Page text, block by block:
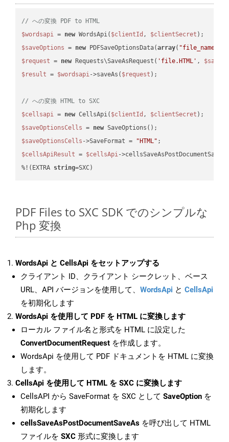
// への変換 PDF to HTML
$wordsapi = new WordsApi( $clientId , $clientSecret
$saveOptions = new PDFSaveOptionsData(array( "file_name"
$request = new Requests\SaveAsRequest( 'file.HTML' ,
$result = $wordsapi->saveAs( $request );
// への変換 HTML to SXC
$cellsapi = new CellsApi( $clientId , $clientSecret
$saveOptionsCells = new
$saveOptionsCells ->SaveFormat = "HTML"
$cellsApiResult = $cellsApi-
%!(EXTRA string=SXC)
PDF Files to SXC SDK でのシンプルな
Php 変換
WordsApi と CellsApi をセットアップする
クライアント ID、クライアント シークレット、ベース
URL、API バージョンを使用して、 WordsApi と CellsApi
を初期化します
WordsApi を使用して PDF を HTML に変換します
ローカル ファイル名と形式を HTML に設定した
ConvertDocumentRequest を作成します。
WordsApi を使用して PDF ドキュメントを HTML に変換
します。
CellsApi を使用して HTML を SXC に変換します
CellsAPI から SaveFormat を SXC として SaveOption を
初期化します
cellsSaveAsPostDocumentSaveAs を呼び出して HTML
ファイルを SXC 形式に変換します